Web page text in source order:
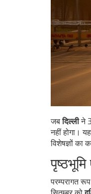
जबदिल्लीने
नहीं होगा।
विशेषज्ञों का
परम्परागत